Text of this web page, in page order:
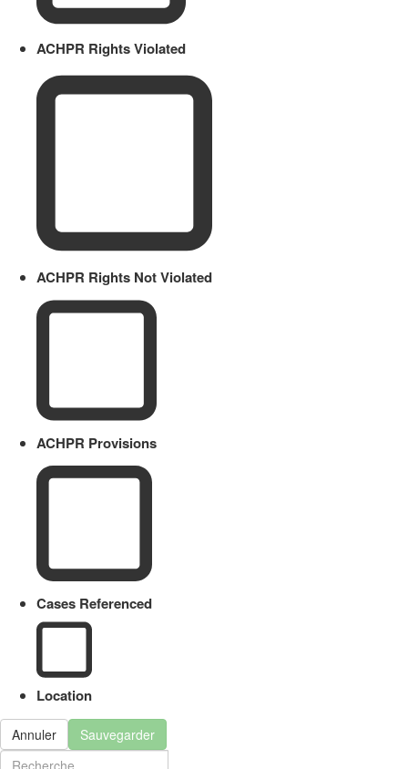
ACHPR Rights Violated
ACHPR Rights Not Violated
ACHPR Provisions
Cases Referenced
Location
Annuler Sauvegarder